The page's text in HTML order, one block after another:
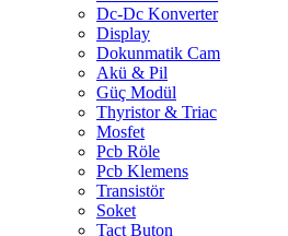
Dc-Dc Konverter
Display
Dokunmatik Cam
Akü & Pil
Güç Modül
Thyristor & Triac
Mosfet
Pcb Röle
Pcb Klemens
Transistör
Soket
Tact Buton